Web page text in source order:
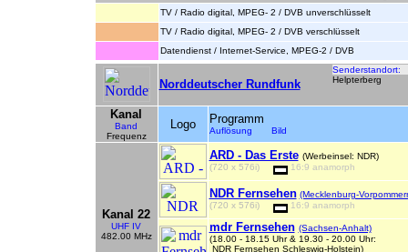
TV / Radio digital, MPEG- 2 / DVB unverschlüsselt
TV / Radio digital, MPEG- 2 / DVB verschlüsselt
Datendienst / Internet-Service, MPEG-2 / DVB
Norddeutscher Rundfunk
Senderstandort:
Helpterberg
Kanal
Band
Frequenz
Logo Programm
Auflösung Bild
Kanal 22
UHF IV
482.00 MHz
ARD - Das Erste (Werbeinsel: NDR)
(720 x 576i)
16:9 anamorph
NDR Fernsehen (Mecklenburg-
(720 x 576i)
16:9 anamorph
mdr Fernsehen (Sachsen-Anhalt)
(18.00 - 18.15 Uhr & 19.30 - 20.00 Uhr:
NDR Fernsehen Schleswig-Holstein)